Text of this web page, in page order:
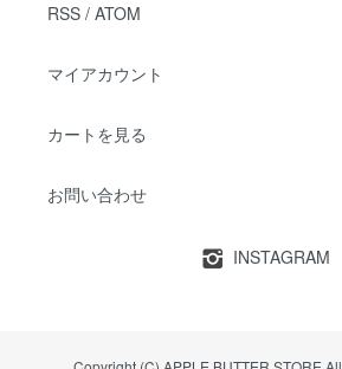
RSS / ATOM
マイアカウント
カートを見る
お問い合わせ
INSTAGRAM